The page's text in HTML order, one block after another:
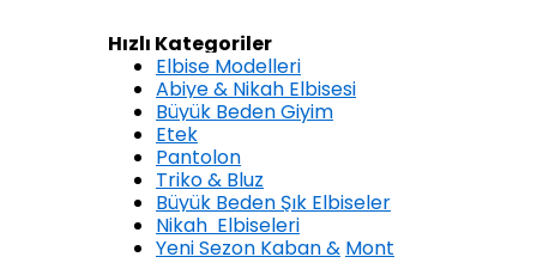
Hızlı Kategoriler
Elbise Modelleri
Abiye & Nikah Elbisesi
Büyük Beden Giyim
Etek
Pantolon
Triko & Bluz
Büyük Beden Şık Elbiseler
Nikah Elbiseleri
Yeni Sezon Kaban & Mont